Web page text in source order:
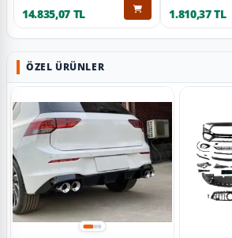
14.835,07 TL 1.810,37 TL
ÖZEL ÜRÜNLER